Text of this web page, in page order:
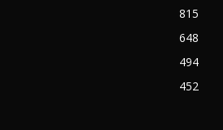
815
648
494
452